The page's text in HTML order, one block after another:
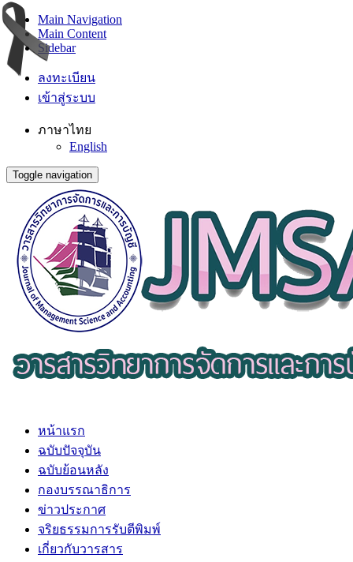
Main Navigation
Main Content
Sidebar
ลงทะเบียน
เข้าสู่ระบบ
ภาษาไทย
English
Toggle navigation
หน้าแรก
ฉบับปัจจุบัน
ฉบับย้อนหลัง
กองบรรณาธิการ
ข่าวประกาศ
จริยธรรมการรับตีพิมพ์
เกี่ยวกับวารสาร